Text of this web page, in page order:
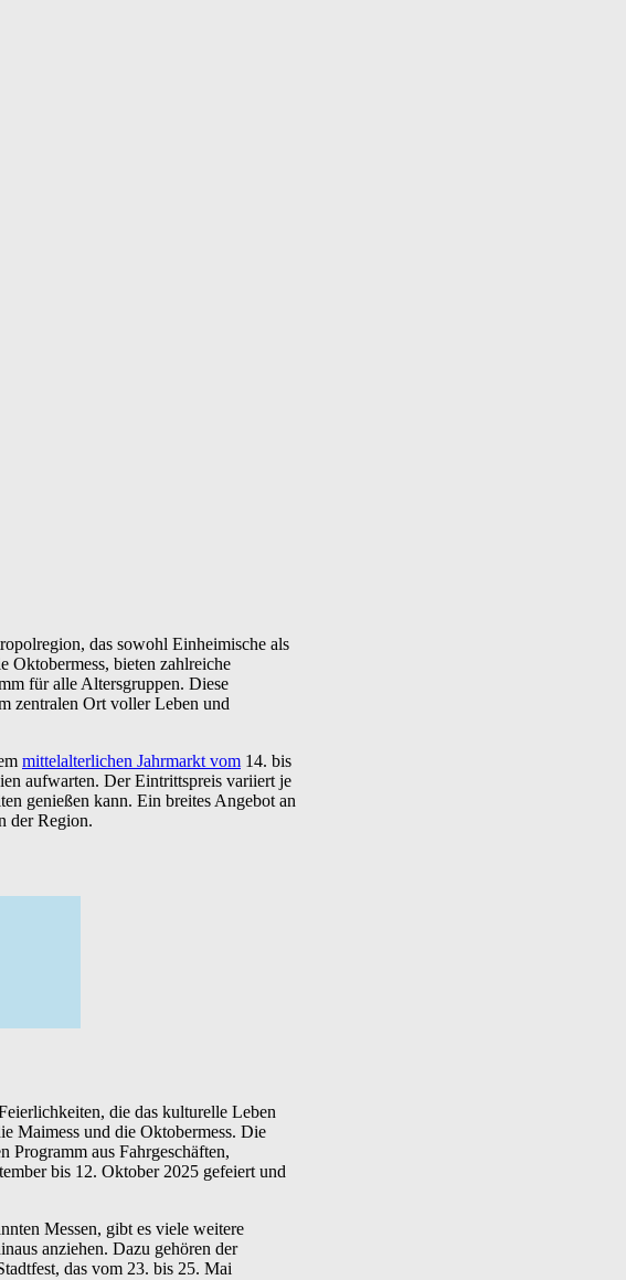
das sowohl Einheimische als
Oktobermess, bieten zahlreiche
für alle Altersgruppen. Diese
zentralen Ort voller Leben und
mittelalterlichen Jahrmarkt vom 14. bis
aufwarten. Der Eintrittspreis variiert je
genießen kann. Ein breites Angebot an
der Region.
die das kulturelle Leben
Maimess und die Oktobermess. Die
aus Fahrgeschäften,
bis 12. Oktober 2025 gefeiert und
Messen, gibt es viele weitere
anziehen. Dazu gehören der
das vom 23. bis 25. Mai